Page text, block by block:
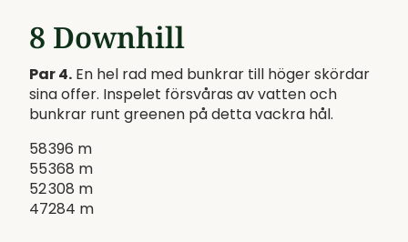
8 Downhill
Par 4. En hel rad med bunkrar till höger skördar
sina offer. Inspelet försvåras av vatten och
bunkrar runt greenen på detta vackra hål.
58396 m
55368 m
52308 m
47284 m